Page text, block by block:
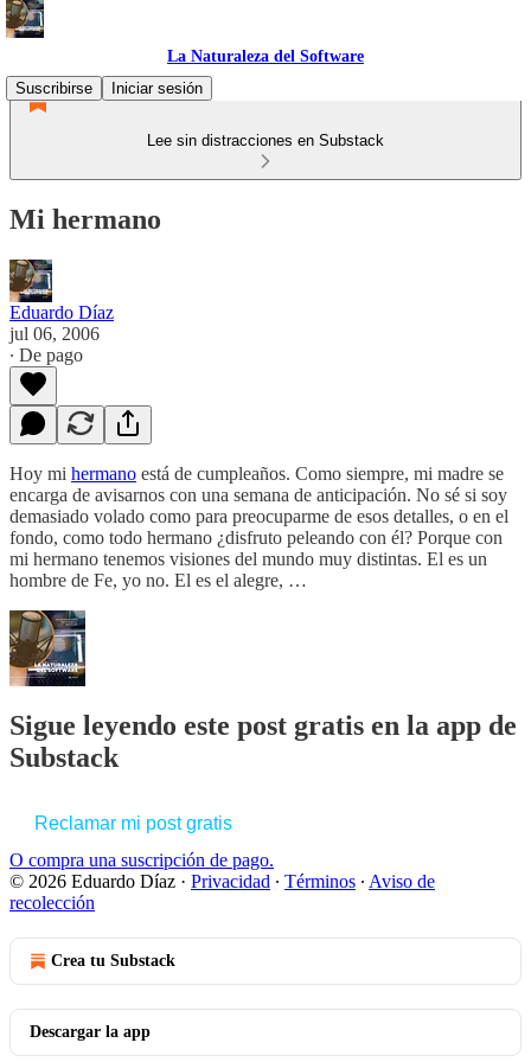
La Naturaleza del Software
Suscribirse
Iniciar sesión
Lee sin distracciones en Substack
Mi hermano
Eduardo Díaz
jul 06, 2006
∙ De pago
Hoy mi hermano está de cumpleaños. Como siempre, mi madre se
encarga de avisarnos con una semana de anticipación. No sé si soy
demasiado volado como para preocuparme de esos detalles, o en el
fondo, como todo hermano ¿disfruto peleando con él? Porque con
mi hermano tenemos visiones del mundo muy distintas. El es un
hombre de Fe, yo no. El es el alegre, …
Sigue leyendo este post gratis en la app de
Substack
Reclamar mi post gratis
O compra una suscripción de pago.
© 2026 Eduardo Díaz · Privacidad ∙ Términos ∙ Aviso de
recolección
Crea tu Substack
Descargar la app